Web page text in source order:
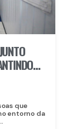
que
entorno da